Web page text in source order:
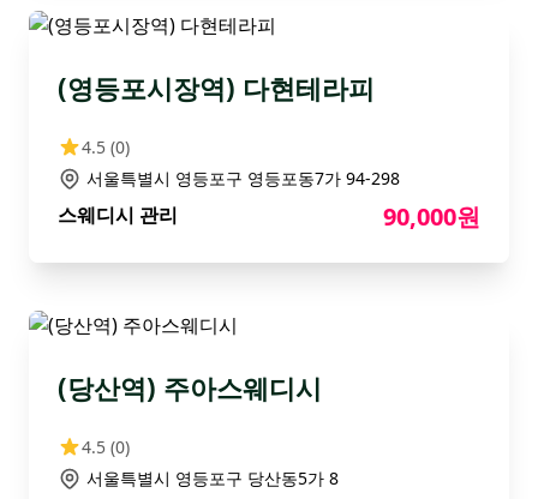
(영등포시장역) 다현테라피
4.5 (0)
서울특별시 영등포구 영등포동7가 94-298
스웨디시 관리 90,000원
(당산역) 주아스웨디시
4.5 (0)
서울특별시 영등포구 당산동5가 8